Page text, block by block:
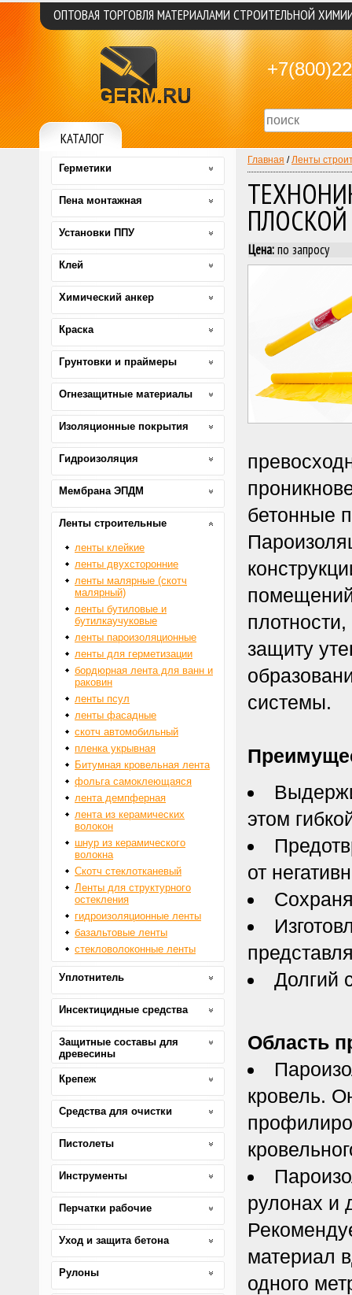
Главная /Ленты
Цена:по запросу
бетонные
защиту
системы.
этом
от
Долгий
Область
кровель.
рулонах и
материал
одного
Герметики
Пена монтажная
Установки ППУ
Клей
Химический анкер
Краска
Грунтовки и праймеры
Огнезащитные материалы
Изоляционные покрытия
Гидроизоляция
Мембрана ЭПДМ
Ленты строительные
ленты клейкие
ленты двухсторонние
ленты малярные (скотч
малярный)
ленты бутиловые и
бутилкаучуковые
ленты пароизоляционные
ленты для герметизации
бордюрная лента для ванн и
раковин
ленты псул
ленты фасадные
скотч автомобильный
пленка укрывная
Битумная кровельная лента
фольга самоклеющаяся
лента демпферная
лента из керамических
волокон
шнур из керамического
волокна
Скотч стеклотканевый
Ленты для структурного
остекления
гидроизоляционные ленты
базальтовые ленты
стекловолоконные ленты
Уплотнитель
Инсектицидные средства
Защитные составы для
древесины
Крепеж
Средства для очистки
Пистолеты
Инструменты
Перчатки рабочие
Уход и защита бетона
Рулоны
ОПТОВАЯ ТОРГОВЛЯ МАТЕРИАЛАМИ СТРОИТЕЛЬНОЙ
КАТАЛОГ